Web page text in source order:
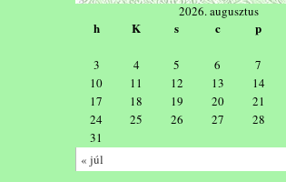
2026. augusztus
h K s c p
3
4 5 6 7
10
11 12 13 14
17
18 19 20 21
24
25 26 27 28
31
« júl